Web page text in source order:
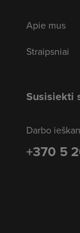
Apie mus
Straipsniai
Susisiekti
Darbo
+370 5